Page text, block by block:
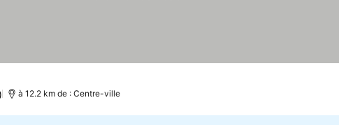
à 12.2 km de : Centre-ville